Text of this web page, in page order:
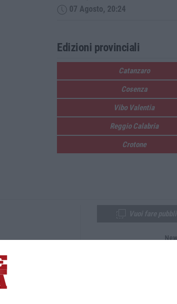
07 Agosto, 20:24
Edizioni provinciali
Catanzaro
Cosenza
Vibo Valentia
Reggio Calabria
Crotone